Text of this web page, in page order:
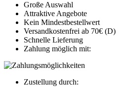
Große Auswahl
Attraktive Angebote
Kein Mindestbestellwert
Versandkostenfrei ab 70€ (D)
Schnelle Lieferung
Zahlung möglich mit:
Zustellung durch: